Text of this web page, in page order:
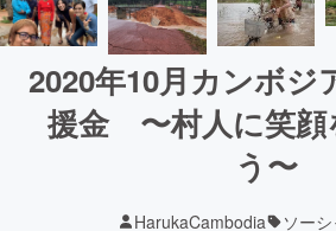
2020年10月カンボジ
援金 〜村人に笑顔
う〜
HarukaCambodia ソー